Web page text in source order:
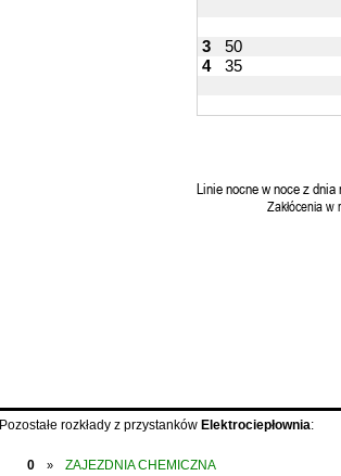
3 50
4
35
Linie nocne w noce z
Zakłócenia
Pozostałe rozkłady z przystanków Elektrociepłownia:
0 »
ZAJEZDNIA CHEMICZNA